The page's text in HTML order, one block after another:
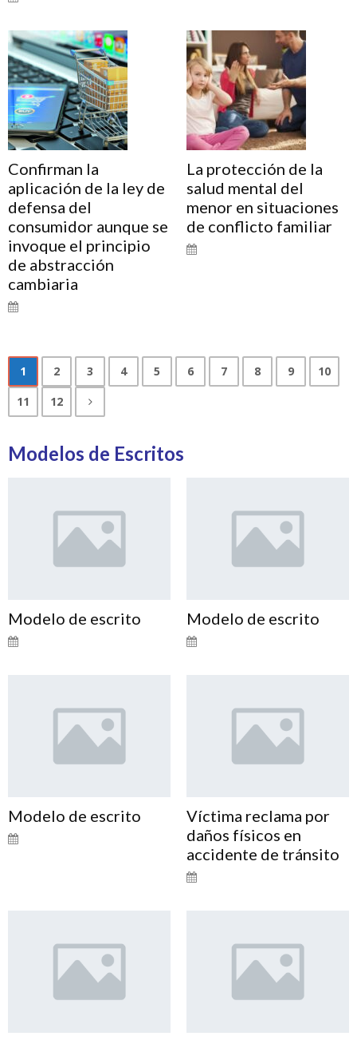
Confirman la
aplicación de la ley de
defensa del
consumidor aunque se
invoque el principio
de abstracción
cambiaria
La protección de la
salud mental del
menor en situaciones
de conflicto familiar
1 2 3 4 5 6 7 8 9
10
11
12
Modelos de Escritos
Modelo de escrito Modelo de escrito
Modelo de escrito
Víctima reclama por
daños físicos en
accidente de tránsito